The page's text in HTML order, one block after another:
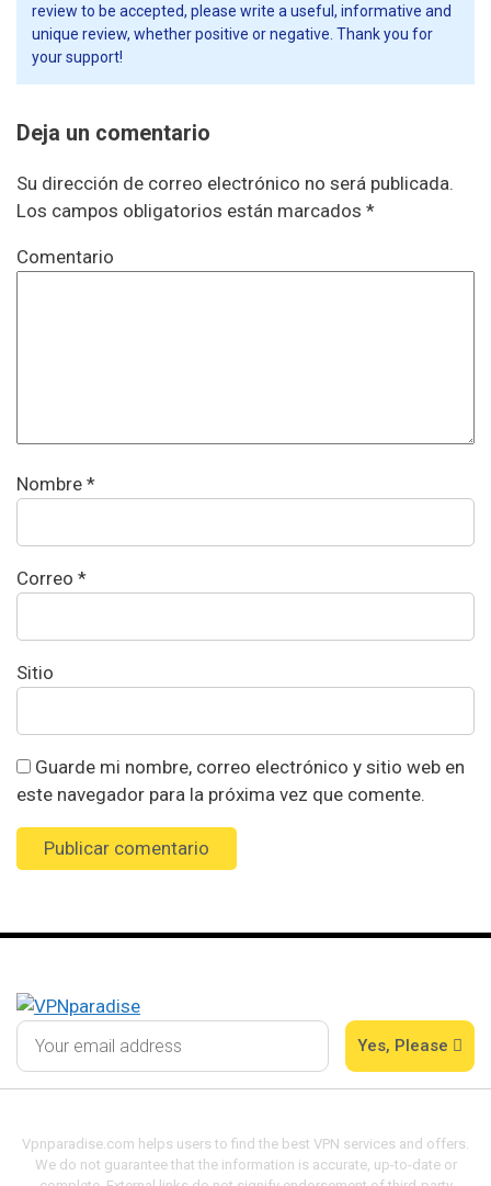
review to be accepted, please write a useful, informative and
unique review, whether positive or negative. Thank you for
your support!
Deja un comentario
Su dirección de correo electrónico no será publicada.
Los campos obligatorios están marcados *
Comentario
Nombre *
Correo *
Sitio
Guarde mi nombre, correo electrónico y sitio web en
este navegador para la próxima vez que comente.
Yes, Please
Vpnparadise.com helps users to find the best VPN services and offers.
We do not guarantee that the information is accurate, up-to-date or